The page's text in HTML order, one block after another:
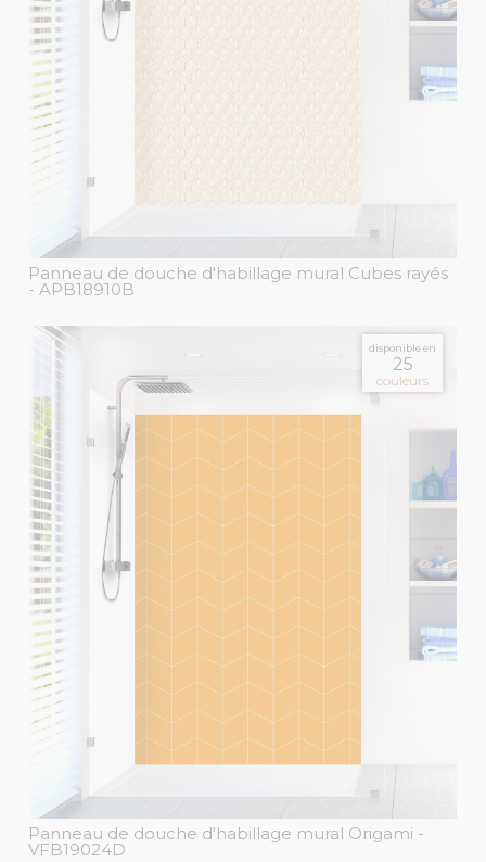
Panneau de douche d'habillage mural Cubes rayés
- APB18910B
disponible en
25
couleurs
Panneau de douche d'habillage mural Origami -
VFB19024D